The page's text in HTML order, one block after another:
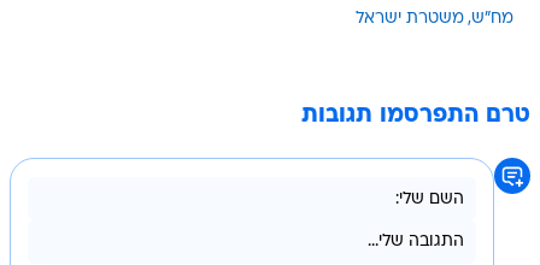
מח"ש משטרת ישראל
טרם התפרסמו תגובות